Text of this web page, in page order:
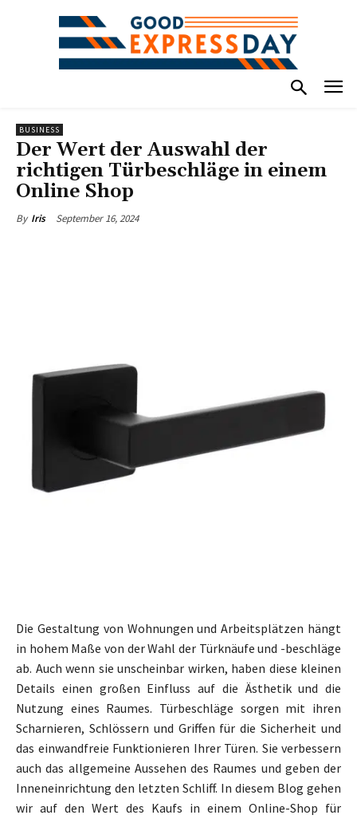
BUSINESS
Der Wert der Auswahl der
richtigen Türbeschläge in einem
Online Shop
By Iris September 16, 2024
Die Gestaltung von Wohnungen und Arbeitsplätzen hängt
in hohem Maße von der Wahl der Türknäufe und -beschläge
ab. Auch wenn sie unscheinbar wirken, haben diese kleinen
Details einen großen Einfluss auf die Ästhetik und die
Nutzung eines Raumes. Türbeschläge sorgen mit ihren
Scharnieren, Schlössern und Griffen für die Sicherheit und
das einwandfreie Funktionieren Ihrer Türen. Sie verbessern
auch das allgemeine Aussehen des Raumes und geben der
Inneneinrichtung den letzten Schliff. In diesem Blog gehen
wir auf den Wert des Kaufs in einem Online-Shop für